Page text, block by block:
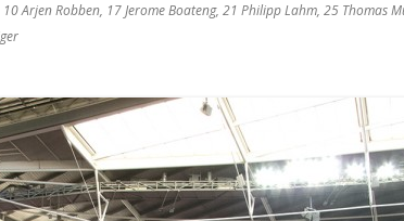
Arjen Robben, 17 Jerome Boateng, 21 Philipp Lahm, 25 Thomas